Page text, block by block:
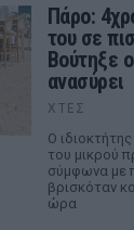
Πάρο:
του σε
Βούτηξε
ανασύρει
ΧΤΕΣ
Ο
του μικρού
σύμφωνα με
βρισκόταν
ώρα